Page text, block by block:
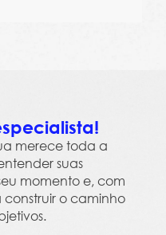
merece toda a
suas
momento e, com
o caminho